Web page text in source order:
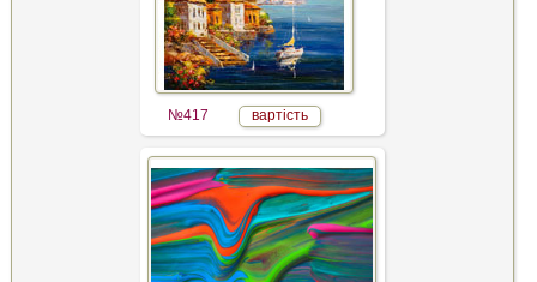
№417 вартість